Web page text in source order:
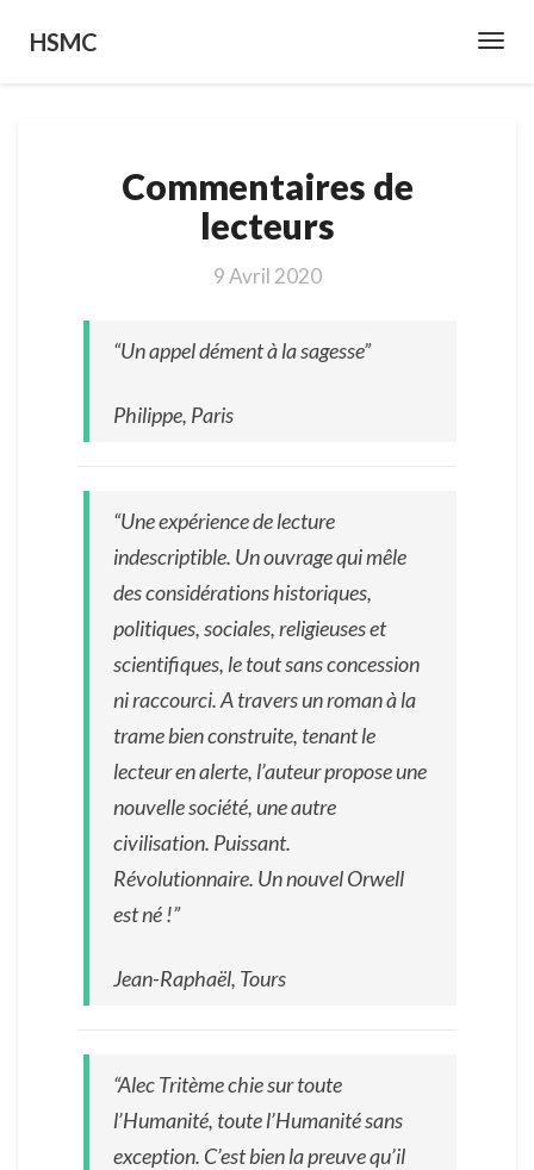
HSMC
o
m
m
n
a
i
d
l
e
t
e
r
s
Commentaires de
lecteurs
9 Avril 2020
“Un appel dément à la sagesse”
Philippe, Paris
“Une expérience de lecture
indescriptible. Un ouvrage qui mêle
des considérations historiques,
politiques, sociales, religieuses et
scientifiques, le tout sans concession
ni raccourci. A travers un roman à la
trame bien construite, tenant le
lecteur en alerte, l’auteur propose une
nouvelle société, une autre
civilisation. Puissant.
Révolutionnaire. Un nouvel Orwell
est né !”
Jean-Raphaël, Tours
“Alec Tritème chie sur toute
l’Humanité, toute l’Humanité sans
exception. C’est bien la preuve qu’il